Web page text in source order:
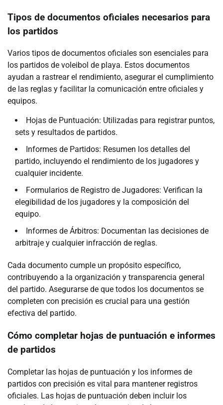
Tipos de documentos oficiales necesarios para
los partidos
Varios tipos de documentos oficiales son esenciales para
los partidos de voleibol de playa. Estos documentos
ayudan a rastrear el rendimiento, asegurar el cumplimiento
de las reglas y facilitar la comunicación entre oficiales y
equipos.
Hojas de Puntuación: Utilizadas para registrar puntos,
sets y resultados de partidos.
Informes de Partidos: Resumen los detalles del
partido, incluyendo el rendimiento de los jugadores y
cualquier incidente.
Formularios de Registro de Jugadores: Verifican la
elegibilidad de los jugadores y la composición del
equipo.
Informes de Árbitros: Documentan las decisiones de
arbitraje y cualquier infracción de reglas.
Cada documento cumple un propósito específico,
contribuyendo a la organización y transparencia general
del partido. Asegurarse de que todos los documentos se
completen con precisión es crucial para una gestión
efectiva del partido.
Cómo completar hojas de puntuación e informes
de partidos
Completar las hojas de puntuación y los informes de
partidos con precisión es vital para mantener registros
oficiales. Las hojas de puntuación deben incluir los